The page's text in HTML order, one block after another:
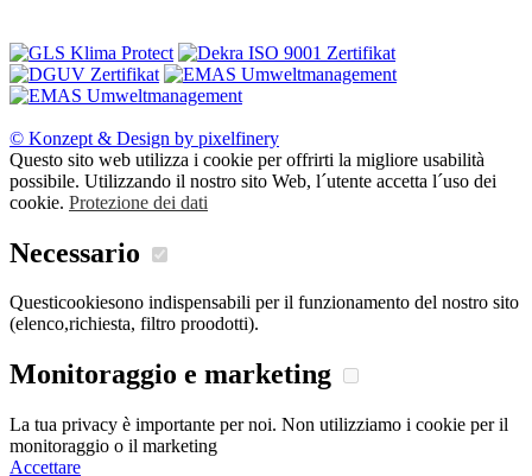
© Konzept & Design by pixelfinery
Questo sito web utilizza i cookie per offrirti la migliore usabilità
possibile. Utilizzando il nostro sito Web, l´utente accetta l´uso dei
cookie. Protezione dei dati
Necessario
Questicookiesono indispensabili per il funzionamento del nostro sito
(elenco,richiesta, filtro proodotti).
Monitoraggio e marketing
La tua privacy è importante per noi. Non utilizziamo i cookie per il
monitoraggio o il marketing
Accettare